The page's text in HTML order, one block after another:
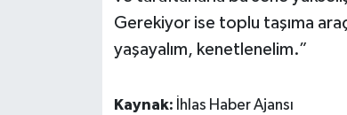
Gerekiyor ise toplu taşıma
yaşayalım, kenetlenelim.”
Kaynak: İhlas Haber Ajansı